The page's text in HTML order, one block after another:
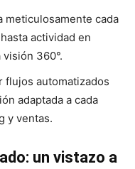
meticulosamente cada
actividad en
360°.
flujos automatizados
adaptada a cada
y ventas.
un vistazo a